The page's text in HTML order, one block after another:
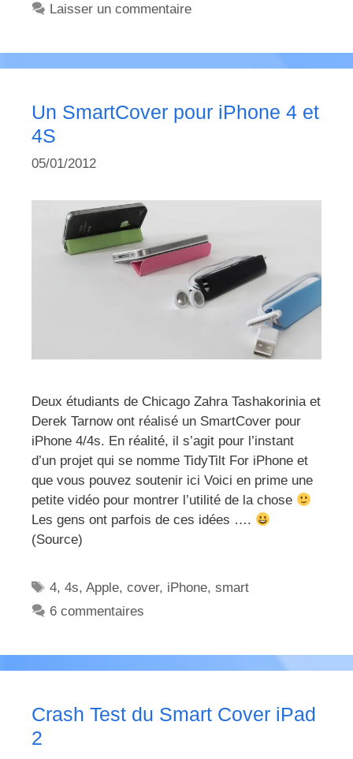
Laisser un commentaire
Un SmartCover pour iPhone 4 et
4S
05/01/2012
Deux étudiants de Chicago Zahra Tashakorinia et
Derek Tarnow ont réalisé un SmartCover pour
iPhone 4/4s. En réalité, il s’agit pour l’instant
d’un projet qui se nomme TidyTilt For iPhone et
que vous pouvez soutenir ici Voici en prime une
petite vidéo pour montrer l’utilité de la chose
Les gens ont parfois de ces idées ….
(Source)
Étiquettes
4,4s,Apple,cover, iPhone,smart
6 commentaires
Crash Test du Smart Cover iPad
2